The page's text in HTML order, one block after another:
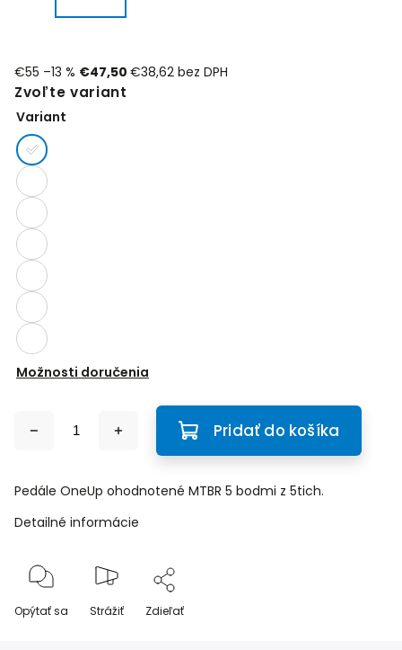
€55 –13 % €47,50 €38,62 bez DPH
Zvoľte variant
Variant
Možnosti doručenia
Pridať do košíka
Pedále OneUp ohodnotené MTBR 5 bodmi z 5tich.
Detailné informácie
Opýtať sa Strážiť Zdieľať